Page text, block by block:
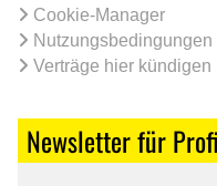
Cookie-Manager
Nutzungsbedingungen
Verträge hier kündigen
Newsletter für